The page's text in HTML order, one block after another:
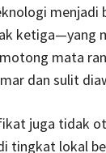
menjadi
ketiga—yang
mata
dan sulit
juga tidak
tingkat lokal